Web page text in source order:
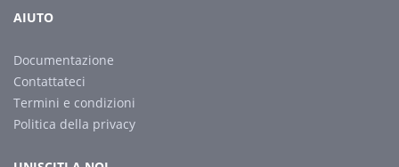
AIUTO
Documentazione
Contattateci
Termini e condizioni
Politica della privacy